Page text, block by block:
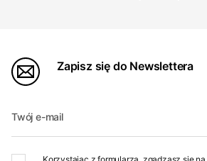
Zapisz się do Newslettera
Twój e-mail